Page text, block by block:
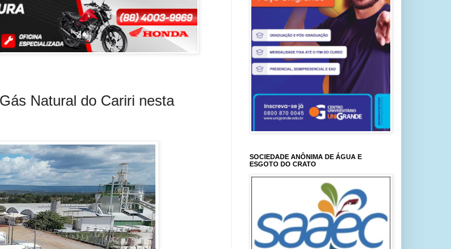
Natural do Cariri nesta
SOCIEDADE ANÔNIMA DE ÁGUA E
ESGOTO DO CRATO